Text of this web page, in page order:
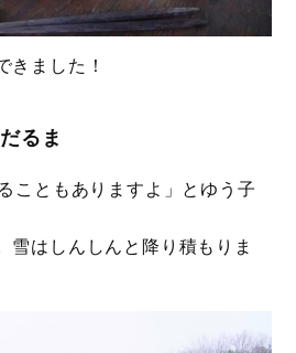
きました！
るま
こともありますよ」とゆう子
雪はしんしんと降り積もりま